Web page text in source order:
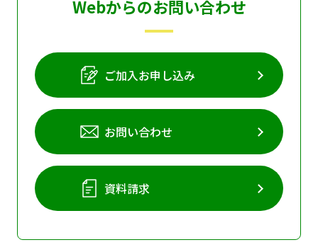
Webからのお問い合わせ
ご加入お申し込み
お問い合わせ
資料請求